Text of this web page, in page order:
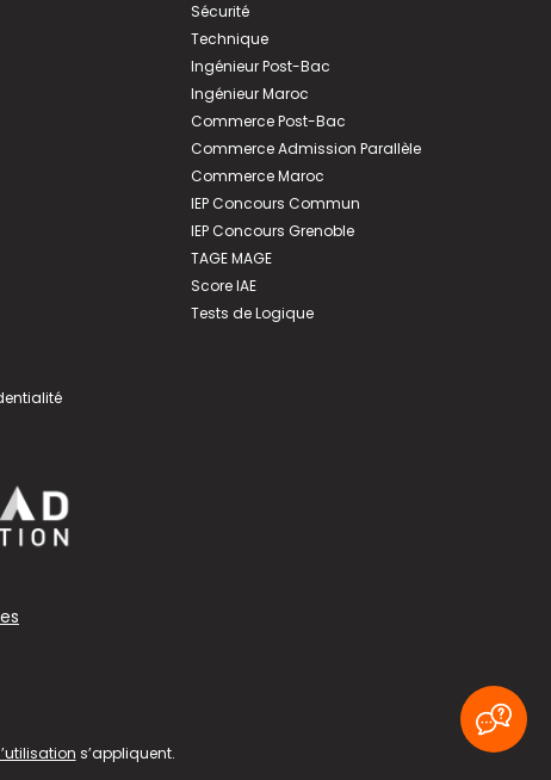
Sécurité
Technique
Ingénieur Post-Bac
Ingénieur Maroc
Commerce Post-Bac
Commerce Admission Parallèle
Commerce Maroc
IEP Concours Commun
IEP Concours Grenoble
TAGE MAGE
Score IAE
Tests de Logique
s’appliquent.